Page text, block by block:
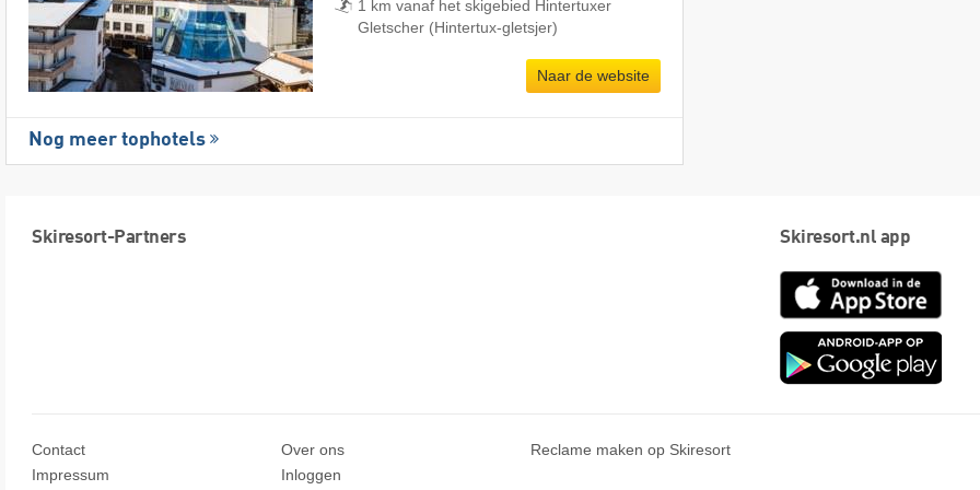
1 km vanaf het skigebied Hintertuxer
Gletscher (Hintertux-gletsjer)
Naar de website
Nog meer tophotels
Skiresort-Partners Skiresort.nl app
App
Contact
Impressum
Over ons
Inloggen
Reclame maken op Skiresort